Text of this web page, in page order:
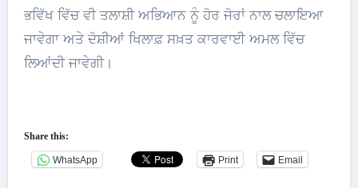
ਭਵਿੱਖ ਵਿੱਚ ਵੀ ਤਲਾਸ਼ੀ ਅਭਿਆਨ ਨੂੰ ਹੋਰ ਜੋਰਾਂ ਨਾਲ ਚਲਾਇਆ
ਜਾਵੇਗਾ ਅਤੇ ਦੋਸ਼ੀਆਂ ਖਿਲਾਫ਼ ਸਖ਼ਤ ਕਾਰਵਾਈ ਅਮਲ ਵਿੱਚ
ਲਿਆਂਦੀ ਜਾਵੇਗੀ।
Share this:
WhatsApp Print Email